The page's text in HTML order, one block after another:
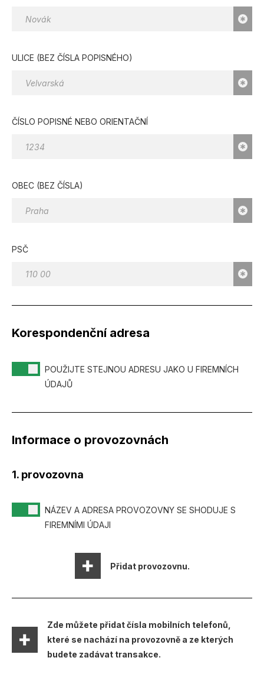
ULICE (BEZ ČÍSLA POPISNÉHO)
ČÍSLO POPISNÉ NEBO ORIENTAČNÍ
OBEC (BEZ ČÍSLA)
PSČ
Korespondenční adresa
POUŽIJTE STEJNOU ADRESU JAKO U FIREMNÍCH
ÚDAJŮ
Informace o provozovnách
1. provozovna
NÁZEV A ADRESA PROVOZOVNY SE SHODUJE S
FIREMNÍMI ÚDAJI
Přidat provozovnu.
Zde můžete přidat čísla mobilních telefonů,
které se nachází na provozovně a ze kterých
budete zadávat transakce.